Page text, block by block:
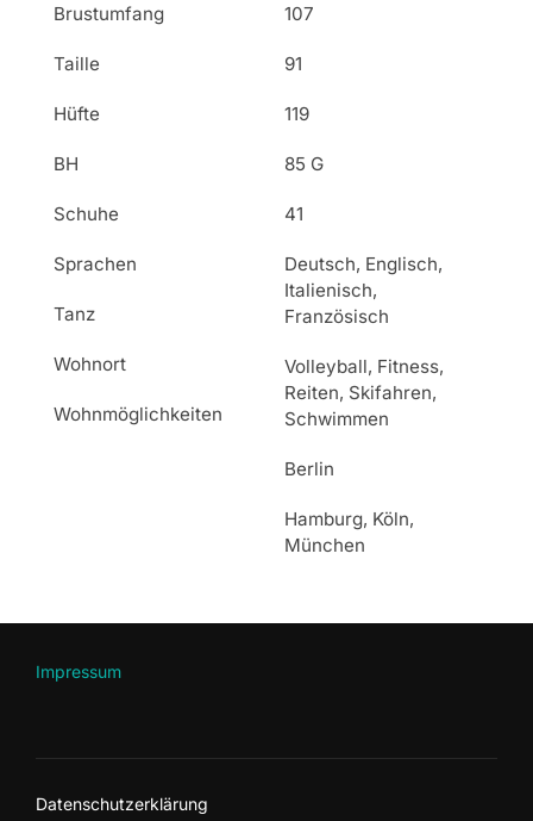
Brustumfang
Taille
Hüfte
BH
Schuhe
Sprachen
Tanz
Wohnort
Wohnmöglichkeiten
107
91
119
85 G
41
Deutsch, Englisch,
Italienisch,
Französisch
Volleyball, Fitness,
Reiten, Skifahren,
Schwimmen
Berlin
Hamburg, Köln,
München
Impressum
Datenschutzerklärung